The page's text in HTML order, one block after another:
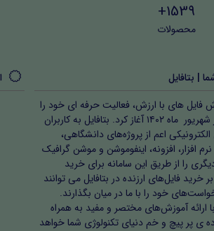
1539+
محصولات
| بتافایل
فایل های با ارزش، فعالیت حرفه ای خود را
با اخذ مجوزهای مربوطه در شهریور ماه ۱۴۰۲ آغاز کرد. بتافایل به کاربران
اعم از پروژه‌های دانشگاهی،
افزار، افزونه، اینفوموشن و موشن گرافیک
را از طریق این سامانه برای خرید
خرید فایل‌های ارزنده در بتافایل می توانند
خود را با ما در میان بگذارند.
ارائه آموزش‌های مختصر و مفید به همراه
ی پر پیچ و خم دنیای تکنولوژی شما خواهد